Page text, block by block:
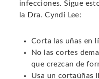
infecciones. Sigue
la Dra. Cyndi Lee:
Corta las uñas en
No las cortes
que crezcan de
Usa un cortaúñas